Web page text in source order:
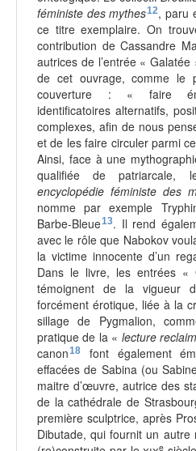
féministe des mythes12, paru
ce titre exemplaire. On
contribution de Cassandre
autrices de l’entrée « Galatée
de cet ouvrage, comme le
couverture : « faire
identificatoires alternatifs,
complexes, afin de nous
et de les faire circuler parmi
Ainsi, face à une
qualifiée de patriarcale,
encyclopédie féministe des
nomme par exemple
Barbe-Bleue13. Il rend
avec le rôle que Nabokov
la victime innocente d’un
Dans le livre, les entrées «
témoignent de la vigueur
forcément érotique, liée à la
sillage de Pygmalion,
pratique de la « lecture reclaim
canon18
font également
effacées de Sabina (ou
maitre d’œuvre, autrice des
de la cathédrale de
première sculptrice, après
Dibutade, qui fournit un
e